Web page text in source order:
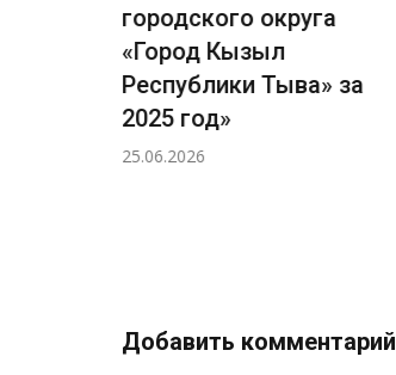
городского округа
«Город Кызыл
Республики Тыва» за
2025 год»
25.06.2026
Добавить комментарий